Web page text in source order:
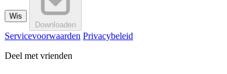
Wis
Downloaden
Servicevoorwaarden Privacybeleid
Deel met vrienden